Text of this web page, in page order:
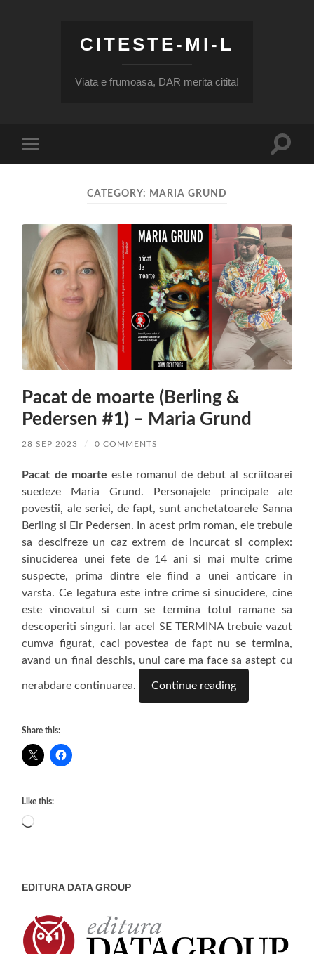
CITESTE-MI-L
Viata e frumoasa, DAR merita citita!
mobile
Toggle
CATEGORY: MARIA GRUND
Pacat de moarte (Berling &
Pedersen #1) – Maria Grund
28 SEP 2023 / 0 COMMENTS
Pacat de moarte este romanul de debut al scriitoarei
suedeze Maria Grund. Personajele principale ale
povestii, ale seriei, de fapt, sunt anchetatoarele Sanna
Berling si Eir Pedersen. In acest prim roman, ele trebuie
sa descifreze un caz extrem de incurcat si complex:
sinuciderea unei fete de 14 ani si mai multe crime
suspecte, prima dintre ele fiind a unei anticare in
varsta. Ce legatura este intre crime si sinucidere, cine
este vinovatul si cum se termina totul ramane sa
descoperiti singuri. Iar acel SE TERMINA trebuie vazut
cumva figurat, caci povestea de fapt nu se termina,
avand un final deschis, unul care ma face sa astept cu
nerabdare continuarea. Continue reading
Share this:
Like this:
Loading…
EDITURA DATA GROUP